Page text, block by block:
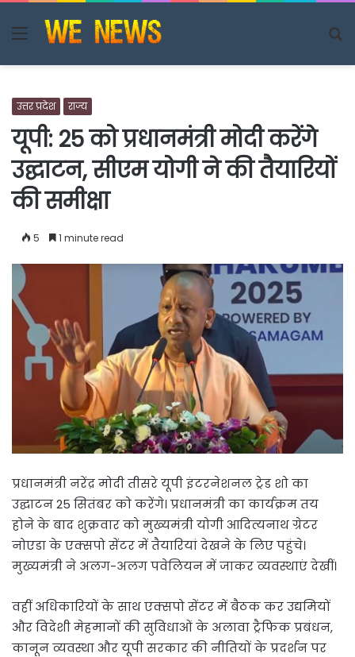
Menu
उत्तर प्रदेश राज्य
यूपी: 25 को प्रधानमंत्री मोदी करेंगे
उद्घाटन, सीएम योगी ने की तैयारियों
की समीक्षा
5 1 minute read
प्रधानमंत्री नरेंद्र मोदी तीसरे यूपी इंटरनेशनल ट्रेड शो का
उद्घाटन 25 सितंबर को करेंगे। प्रधानमंत्री का कार्यक्रम तय
होने के बाद शुक्रवार को मुख्यमंत्री योगी आदित्यनाथ ग्रेटर
नोएडा के एक्सपो सेंटर में तैयारियां देखने के लिए पहुंचे।
मुख्यमंत्री ने अलग-अलग पवेलियन में जाकर व्यवस्थाएं देखीं।
वहीं अधिकारियों के साथ एक्सपो सेंटर में बैठक कर उद्यमियों
और विदेशी मेहमानों की सुविधाओं के अलावा ट्रैफिक प्रबंधन,
कानून व्यवस्था और यूपी सरकार की नीतियों के प्रदर्शन पर